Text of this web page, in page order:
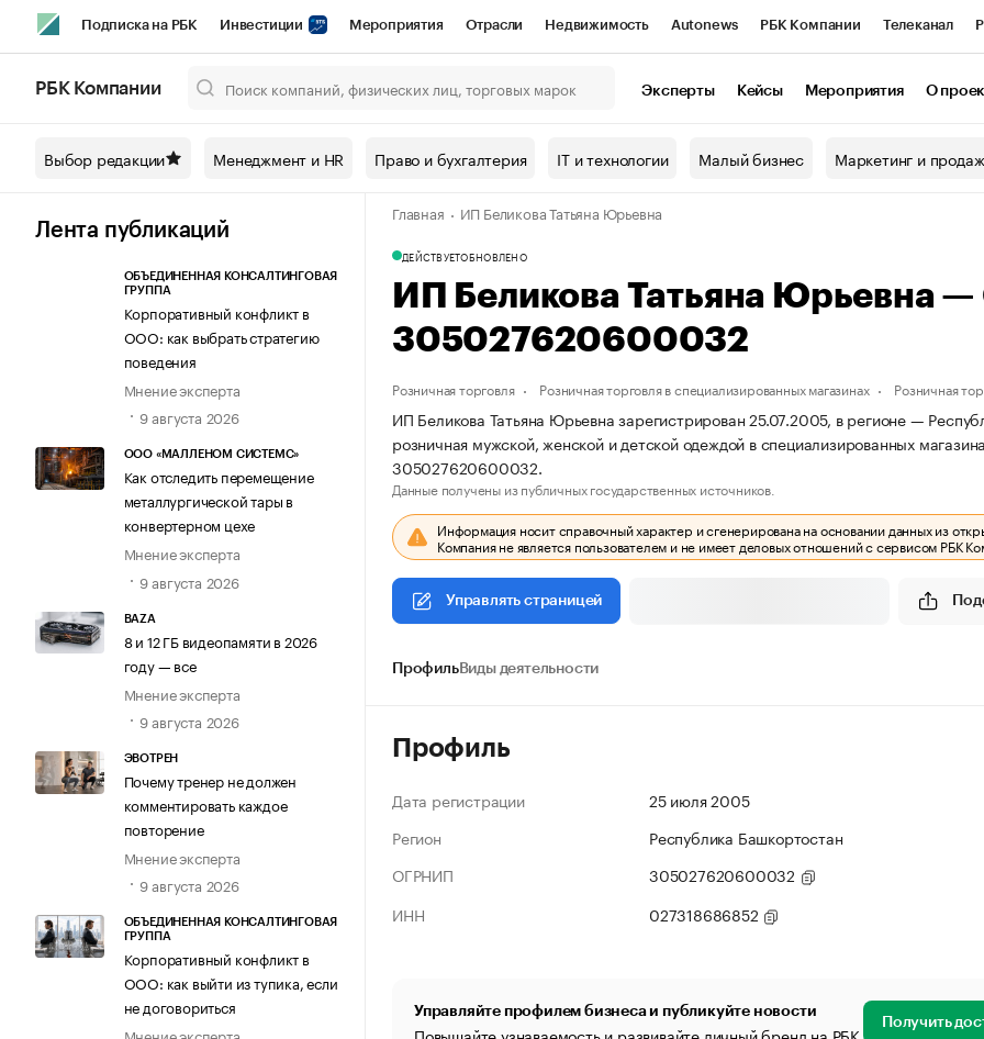
Подписка на РБК Инвестиции Мероприятия Отрасли Недвижимость Autonews РБК Компании Телеканал
Спецпроекты СПб Конференции СПб Спецпроекты Проверка контрагентов
Технологии и медиа Рынок наличной валюты
РБК Компании Эксперты Кейсы Мероприятия О
Выбор редакции Менеджмент и HR Право и бухгалтерия IT и технологии Малый бизнес Маркетинг и
Лента публикаций
ОБЪЕДИНЕННАЯ КОНСАЛТИНГОВАЯ
ГРУППА
Корпоративный конфликт в
ООО: как выбрать стратегию
поведения
Мнение эксперта
9 августа 2026
ООО «МАЛЛЕНОМ СИСТЕМС»
Как отследить перемещение
металлургической тары в
конвертерном цехе
Мнение эксперта
9 августа 2026
BAZA
8 и 12 ГБ видеопамяти в 2026
году — все
Мнение эксперта
9 августа 2026
ЭВОТРЕН
Почему тренер не должен
комментировать каждое
повторение
Мнение эксперта
9 августа 2026
ОБЪЕДИНЕННАЯ КОНСАЛТИНГОВАЯ
ГРУППА
Корпоративный конфликт в
ООО: как выйти из тупика, если
не договориться
Главная ИП Беликова Татьяна Юрьевна
ДЕЙСТВУЕТОБНОВЛЕНО
ИП Беликова Татьяна Юрьевна
305027620600032
Розничная торговля Розничная торговля в специализированных магазинах Розничная
ИП Беликова Татьяна Юрьевна зарегистрирован 25.07.2005, в регионе —
розничная мужской, женской и детской одеждой в специализированных
305027620600032.
Данные получены из публичных государственных источников.
Информация носит справочный характер и сгенерирована на основании данных из
Компания не является пользователем и не имеет деловых отношений с сервисом РБК
Управлять страницей
ПрофильВиды деятельности
Профиль
Дата регистрации
25 июля 2005
Регион
Республика Башкортостан
ОГРНИП
305027620600032
ИНН
027318686852
Управляйте профилем бизнеса и публикуйте новости
Получить